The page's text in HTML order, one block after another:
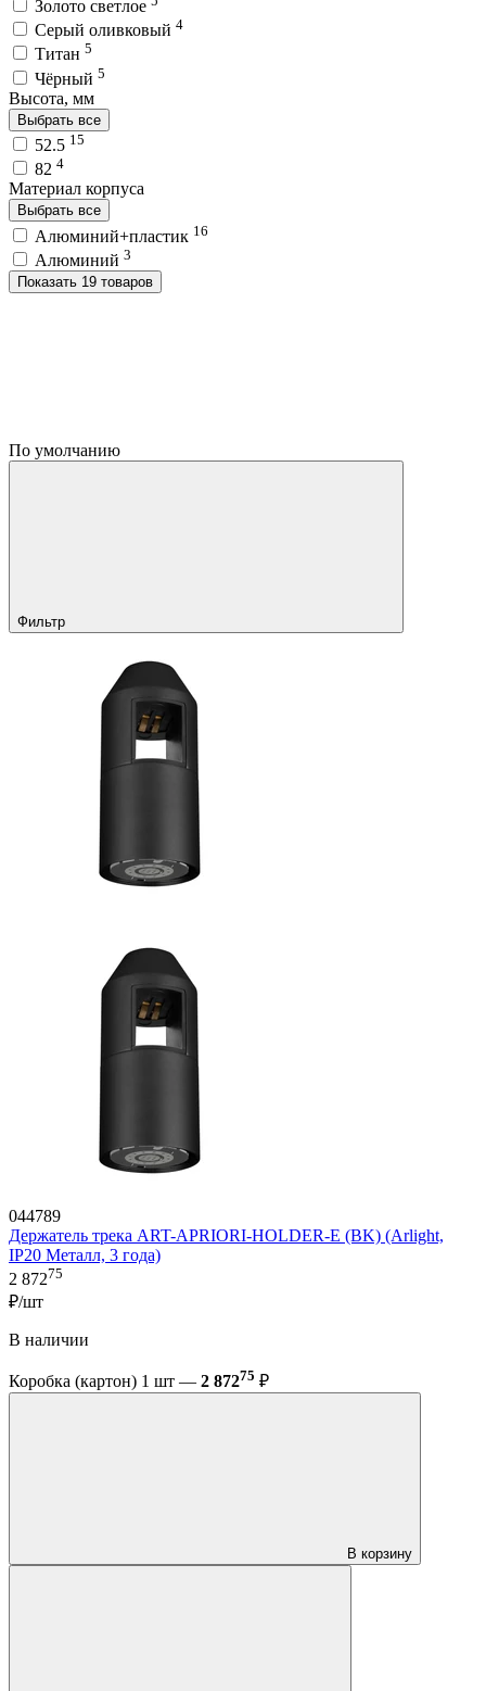
Золото светлое
Серый оливковый 4
Титан 5
Чёрный 5
Высота, мм
Выбрать все
52.5 15
82 4
Материал корпуса
Выбрать все
Алюминий+пластик 16
Алюминий 3
Показать 19 товаров
По умолчанию
Фильтр
044789
Держатель трека ART-APRIORI-HOLDER-E (BK) (Arlight,
IP20 Металл, 3 года)
2 87275
₽/шт
В наличии
Коробка (картон) 1 шт — 2 87275 ₽
В корзину